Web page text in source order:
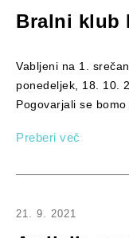
Bralni klub
Vabljeni na 1.
ponedeljek, 18. 10.
Pogovarjali se
Preberi več
21. 9. 2021